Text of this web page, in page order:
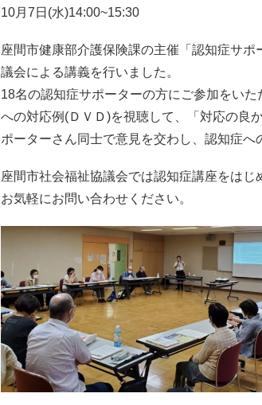
10月7日(水)14:00~15:30
座間市健康部介護保険課の主催「認知症サ
議会による講義を行いました。
18名の認知症サポーターの方にご参加をい
への対応例(ＤＶＤ)を視聴して、「対応の良
ポーターさん同士で意見を交わし、認知症へ
座間市社会福祉協議会では認知症講座をはじ
お気軽にお問い合わせください。